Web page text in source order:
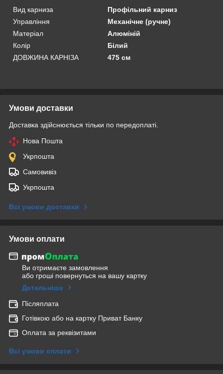
Вид карниза
Профільний карниз
Управління
Механічне (ручне)
Матеріал
Алюміній
Колір
Білий
ДОВЖИНА КАРНІЗА
475 см
Умови доставки
Доставка здійснюється тільки по передоплаті.
Нова Пошта
Укрпошта
Самовивіз
Укрпошта
Всі умови доставки
Умови оплати
Ви отримаєте замовлення
або гроші повернуться на вашу картку
Детальніше
Післяплата
Готівкою або на картку Приват Банку
Оплата за реквізитами
Всі умови оплати